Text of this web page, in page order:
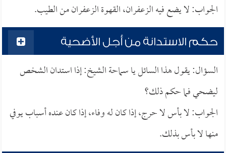
الجواب: لا يضع فيه الزعفران، القهوة الزعفران من الطيب.
حكم الاستدانة من أجل الأضحية
السؤال: يقول هذا السائل يا سماحة الشيخ: إذا استدان الشخص
ليضحي فما حكم ذلك؟
الجواب: لا بأس لا حرج، إذا كان له وفاء، إذا كان عنده أسباب يوفي
منها لا بأس بذلك.